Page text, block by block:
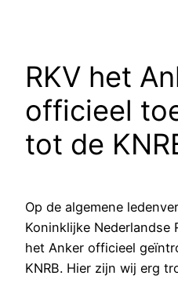
RKV het
officieel
tot de
Op de algemene
Koninklijke Nederlandse
het Anker officieel
KNRB. Hier zijn wij erg